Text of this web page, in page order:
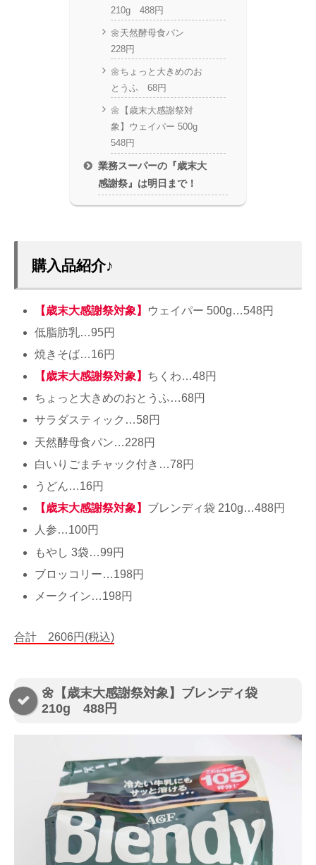
210g 488円
🌼天然酵母食パン
228円
🌼ちょっと大きめのお
とうふ 68円
🌼【歳末大感謝祭対
象】ウェイパー 500g
548円
業務スーパーの『歳末大
感謝祭』は明日まで！
購入品紹介♪
【歳末大感謝祭対象】
ウェイパー 500g…548円
低脂肪乳…95円
焼きそば…16円
【歳末大感謝祭対象】 ちくわ…48円
ちょっと大きめのおとうふ…68円
サラダスティック…58円
天然酵母食パン…228円
白いりごまチャック付き…78円
うどん…16円
【歳末大感謝祭対象】 ブレンディ袋 210g…488円
人参…100円
もやし 3袋…99円
ブロッコリー…198円
メークイン…198円
合計 2606円(税込)
🌼【歳末大感謝祭対象】ブレンディ袋
210g 488円